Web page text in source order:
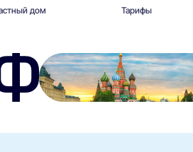
дом Тарифы